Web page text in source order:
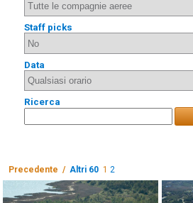
Staff picks
Data
Ricerca
Precedente / Altri 60 1 2